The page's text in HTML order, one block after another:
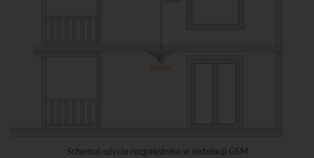
A741001
Schemat użycia rozgałęźnika w instalacji GSM